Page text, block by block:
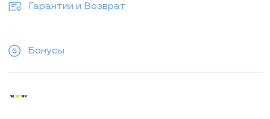
Гарантии и Возврат
Бонусы